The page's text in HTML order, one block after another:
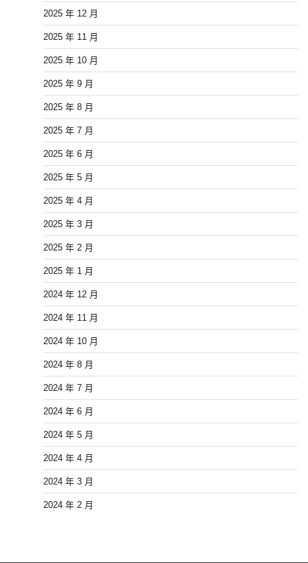
2025 年 12 月
2025 年 11 月
2025 年 10 月
2025 年 9 月
2025 年 8 月
2025 年 7 月
2025 年 6 月
2025 年 5 月
2025 年 4 月
2025 年 3 月
2025 年 2 月
2025 年 1 月
2024 年 12 月
2024 年 11 月
2024 年 10 月
2024 年 8 月
2024 年 7 月
2024 年 6 月
2024 年 5 月
2024 年 4 月
2024 年 3 月
2024 年 2 月